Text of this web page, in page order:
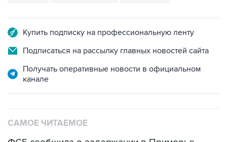
Купить подписку на профессиональную ленту
Подписаться на рассылку главных новостей сайта
Получать оперативные новости в официальном
канале
САМОЕ ЧИТАЕМОЕ